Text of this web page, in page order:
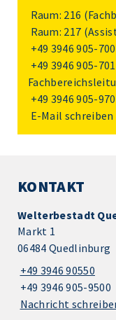
Raum: 216
Raum: 217
+49 3946 905-700
+49 3946 905-701
+49 3946 905-
E-Mail schreiben
KONTAKT
Welterbestadt
Markt 1
06484 Quedlinburg
+49 3946 90550
+49 3946 905-9500
Nachricht